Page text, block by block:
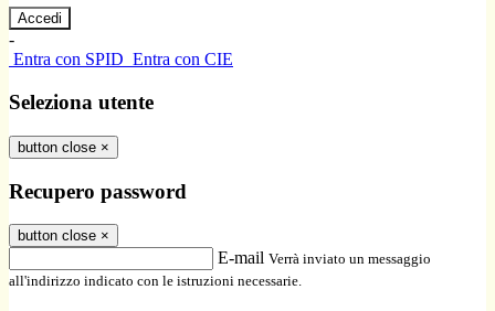
-
Entra con SPID Entra con CIE
Seleziona utente
button close ×
Recupero password
button close ×
E-mail Verrà inviato un messaggio
all'indirizzo indicato con le istruzioni necessarie.